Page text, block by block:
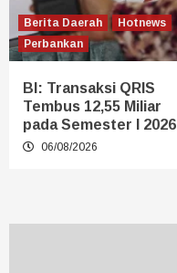
Berita Daerah
Hotnews
Perbankan
BI: Transaksi QRIS
Tembus 12,55 Miliar
pada Semester I 2026
06/08/2026